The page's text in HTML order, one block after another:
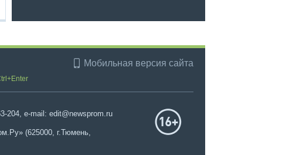
Мобильная версия сайта
204, e-mail: edit@newsprom.ru
(625000, г.Тюмень,